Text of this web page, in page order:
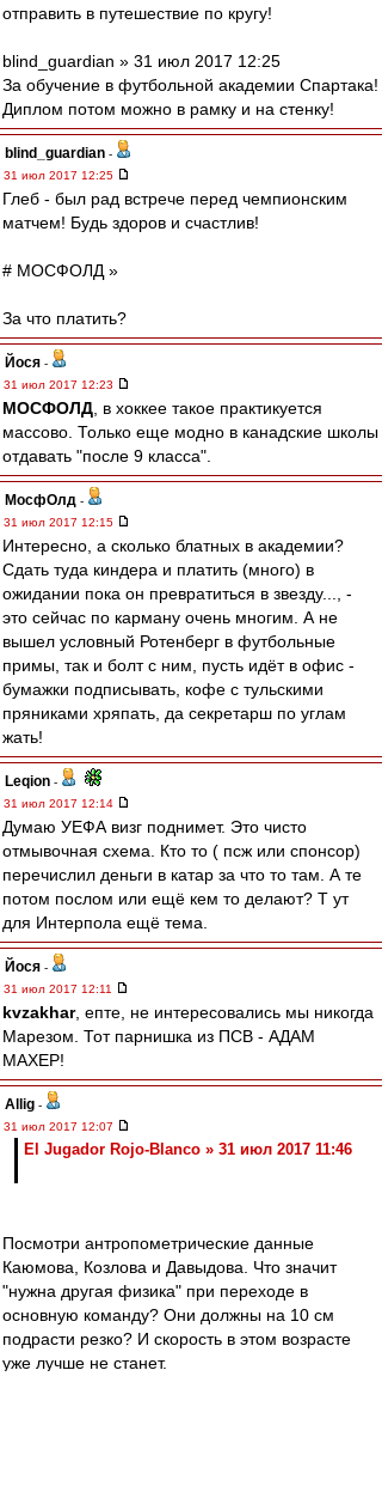
отправить в путешествие по кругу!
blind_guardian » 31 июл 2017 12:25
За обучение в футбольной академии Спартака!
Диплом потом можно в рамку и на стенку!
blind_guardian -
31 июл 2017 12:25
Глеб - был рад встрече перед чемпионским
матчем! Будь здоров и счастлив!
# МОСФОЛД »
За что платить?
Йося -
31 июл 2017 12:23
МОСФОЛД , в хоккее такое практикуется
массово. Только еще модно в канадские школы
отдавать "после 9 класса".
МосфОлд -
31 июл 2017 12:15
Интересно, а сколько блатных в академии?
Сдать туда киндера и платить (много) в
ожидании пока он превратиться в звезду..., -
это сейчас по карману очень многим. А не
вышел условный Ротенберг в футбольные
примы, так и болт с ним, пусть идёт в офис -
бумажки подписывать, кофе с тульскими
пряниками хряпать, да секретарш по углам
жать!
Leqion -
31 июл 2017 12:14
Думаю УЕФА визг поднимет. Это чисто
отмывочная схема. Кто то ( псж или спонсор)
перечислил деньги в катар за что то там. А те
потом послом или ещё кем то делают? Т ут
для Интерпола ещё тема.
Йося -
31 июл 2017 12:11
kvzakhar, епте, не интересовались мы никогда
Марезом. Тот парнишка из ПСВ - АДАМ
МАХЕР!
Allig -
31 июл 2017 12:07
El Jugador Rojo-Blanco » 31 июл 2017 11:46
Посмотри антропометрические данные
Каюмова, Козлова и Давыдова. Что значит
"нужна другая физика" при переходе в
основную команду? Они должны на 10 см
подрасти резко? И скорость в этом возрасте
уже лучше не станет.